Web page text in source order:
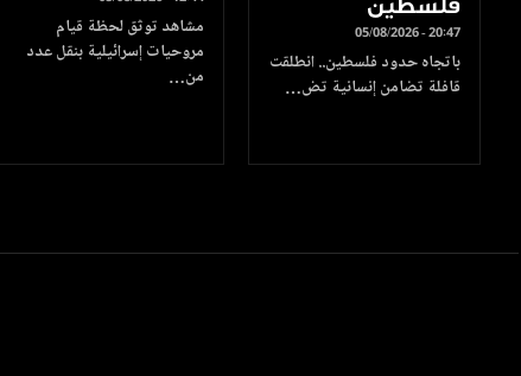
05/08/2026 - 20:47
باتجاه حدود فلسطين.. انطلقت
قافلة تضامن إنسانية تض…
مشاهد توثق لحظة قيام
مروحيات إسرائيلية بنقل عدد
من…